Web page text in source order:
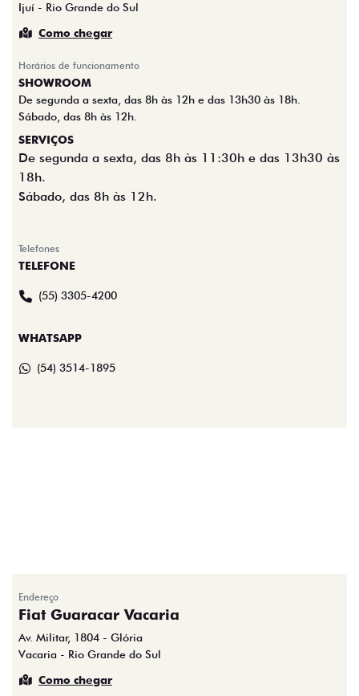
Ijuí - Rio Grande do Sul
Como chegar
Horários de funcionamento
SHOWROOM
De segunda a sexta, das 8h às 12h e das 13h30 às 18h.
Sábado, das 8h às 12h.
SERVIÇOS
De segunda a sexta, das 8h às 11:30h e das 13h30 às
18h.
Sábado, das 8h às 12h.
Telefones
TELEFONE
(55) 3305-4200
WHATSAPP
(54) 3514-1895
Endereço
Fiat Guaracar Vacaria
Av. Militar, 1804 - Glória
Vacaria - Rio Grande do Sul
Como chegar